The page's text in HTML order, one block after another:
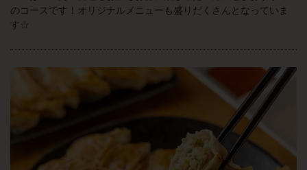
のコースです！オリジナルメニューも盛りだくさんとなっていま
す☆